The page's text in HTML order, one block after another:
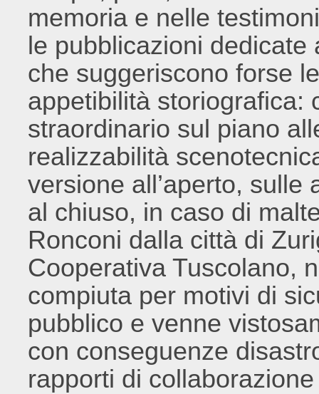
memoria e nelle
le pubblicazioni
che suggeriscono forse
appetibilità storiografica:
straordinario sul piano
realizzabilità
versione all’aperto,
al chiuso, in caso di
Ronconi dalla città di
Cooperativa Tuscolano,
compiuta per motivi di
pubblico e venne
con conseguenze
rapporti di